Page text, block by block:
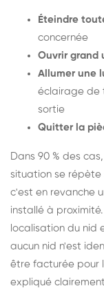
Éteindre
concernée
Ouvrir grand
Allumer une
éclairage de
sortie
Quitter la
Dans 90 % des
situation se répète
c'est en revanche
installé à
localisation du nid
aucun nid n'est
être facturée pour
expliqué